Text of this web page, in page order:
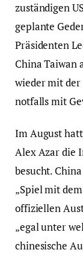
zuständigen
geplante
Präsidenten
China Taiwan
wieder mit
notfalls mit
Im August
Alex Azar die
besucht.
„Spiel mit
offiziellen
„egal unter
chinesische